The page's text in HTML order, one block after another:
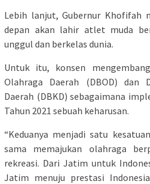
Lebih lanjut, Gubernur Khofifah
depan akan lahir atlet muda
unggul dan berkelas dunia.
Untuk itu, konsen
Olahraga Daerah (DBOD) dan
Daerah (DBKD) sebagaimana
Tahun 2021 sebuah keharusan.
“Keduanya menjadi satu
sama memajukan olahraga
rekreasi. Dari Jatim untuk
Jatim menuju prestasi